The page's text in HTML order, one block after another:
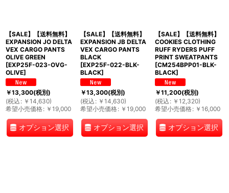
【SALE】【送料無料】
EXPANSION JO DELTA
VEX CARGO PANTS
OLIVE GREEN
[EXP25F-023-OVG-
OLIVE]
￥13,300(税別)
(税込 : ￥ 14,630)
希望小売価格: ￥ 19,000
オプション選択
【SALE】【送料無料】
EXPANSION JB DELTA
VEX CARGO PANTS
BLACK
[EXP25F-022-BLK-
BLACK]
￥13,300(税別)
(税込 : ￥ 14,630)
希望小売価格: ￥ 19,000
オプション選択
【SALE】【送料無料】
COOKIES CLOTHING
RUFF RYDERS PUFF
PRINT SWEATPANTS
[CM254BPP01-BLK-
BLACK]
￥11,200(税別)
(税込 : ￥ 12,320)
希望小売価格: ￥ 16,000
オプション選択